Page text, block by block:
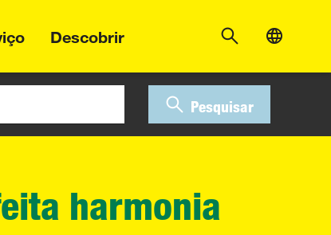
Descobrir
Pesquisar
harmonia